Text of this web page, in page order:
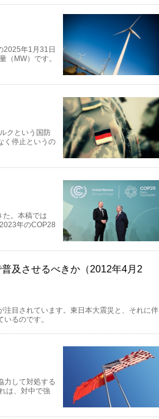
2025年1月31日
（MW）です。
クという国防
く停止というの
た。本稿では
年のCOP28
及させるべきか（2012年4月2
目されています。東日本大震災と、それに伴
るのです。
力して対処する
は、対中で強